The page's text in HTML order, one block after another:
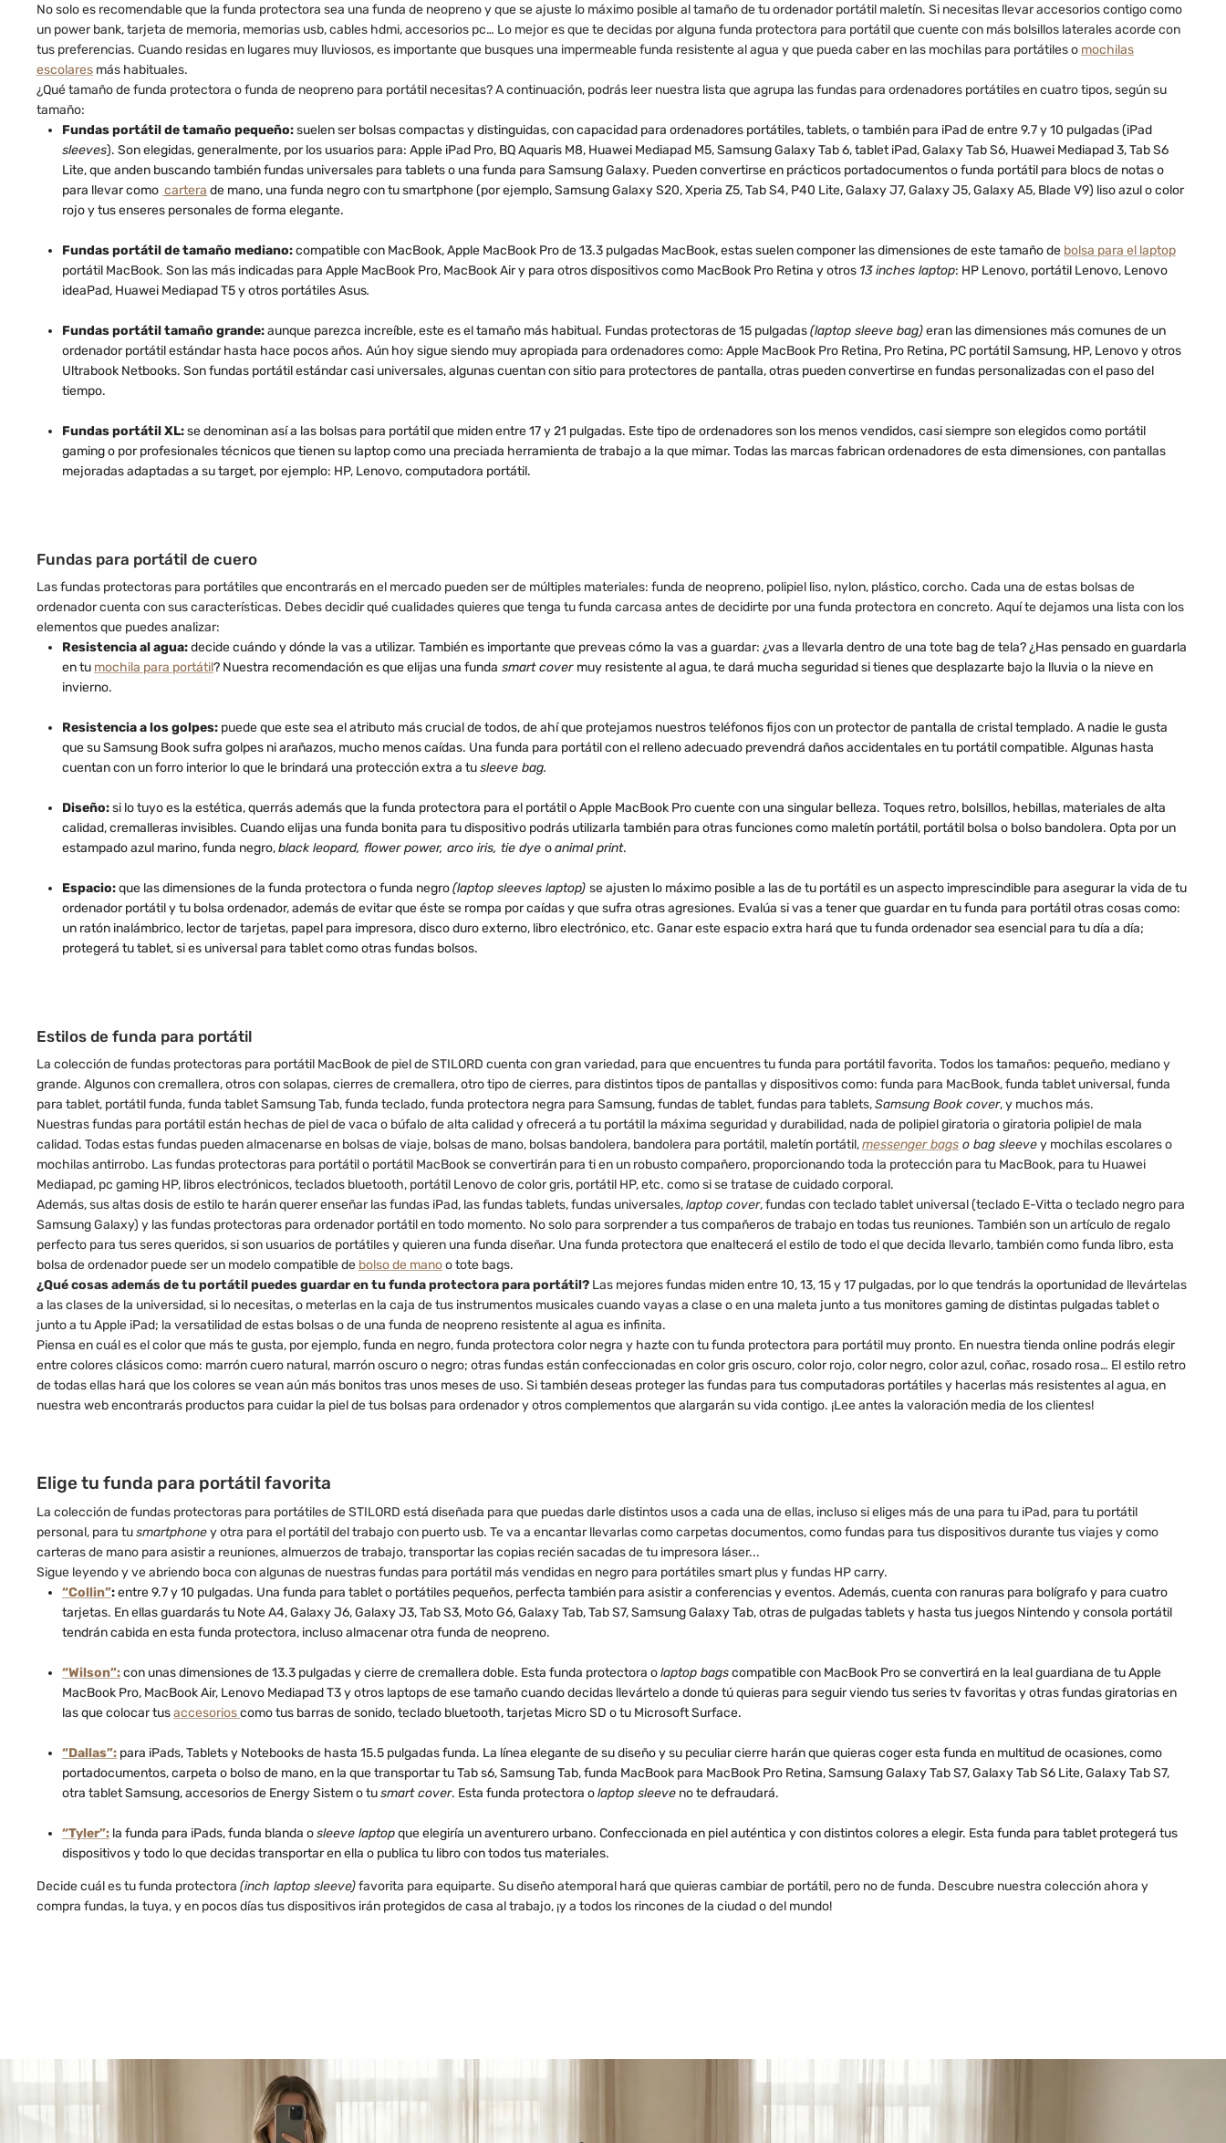
No solo es recomendable que la funda protectora sea una funda de neopreno y que se ajuste lo máximo posible al tamaño de tu ordenador portátil maletín. Si necesitas llevar accesorios contigo como
un power bank, tarjeta de memoria, memorias usb, cables hdmi, accesorios pc… Lo mejor es que te decidas por alguna funda protectora para portátil que cuente con más bolsillos laterales acorde con
tus preferencias. Cuando residas en lugares muy lluviosos, es importante que busques una impermeable funda resistente al agua y que pueda caber en las mochilas para portátiles o mochilas
escolares más habituales.
¿Qué tamaño de funda protectora o funda de neopreno para portátil necesitas? A continuación, podrás leer nuestra lista que agrupa las fundas para ordenadores portátiles en cuatro tipos, según su
tamaño:
Fundas portátil de tamaño pequeño:suelen ser bolsas compactas y distinguidas, con capacidad para ordenadores portátiles, tablets, o también para iPad de entre 9.7 y 10 pulgadas (iPad
sleeves). Son elegidas, generalmente, por los usuarios para: Apple iPad Pro, BQ Aquaris M8, Huawei Mediapad M5, Samsung Galaxy Tab 6, tablet iPad, Galaxy Tab S6, Huawei Mediapad 3, Tab S6
Lite, que anden buscando también fundas universales para tablets o una funda para Samsung Galaxy. Pueden convertirse en prácticos portadocumentos o funda portátil para blocs de notas o
para llevar como cartera de mano, una funda negro con tu smartphone (por ejemplo, Samsung Galaxy S20, Xperia Z5, Tab S4, P40 Lite, Galaxy J7, Galaxy J5, Galaxy A5, Blade V9) liso azul o color
rojo y tus enseres personales de forma elegante.
Fundas portátil de tamaño mediano:compatible con MacBook, Apple MacBook Pro de 13.3 pulgadas MacBook, estas suelen componer las dimensiones de este tamaño de bolsa para el laptop
portátil MacBook. Son las más indicadas para Apple MacBook Pro, MacBook Air y para otros dispositivos como MacBook Pro Retina y otros 13 inches laptop: HP Lenovo, portátil Lenovo, Lenovo
ideaPad, Huawei Mediapad T5 y otros portátiles Asus.
Fundas portátil tamaño grande:aunque parezca increíble, este es el tamaño más habitual. Fundas protectoras de 15 pulgadas(laptop sleeve bag)eran las dimensiones más comunes de un
ordenador portátil estándar hasta hace pocos años. Aún hoy sigue siendo muy apropiada para ordenadores como: Apple MacBook Pro Retina, Pro Retina, PC portátil Samsung, HP, Lenovo y otros
Ultrabook Netbooks. Son fundas portátil estándar casi universales, algunas cuentan con sitio para protectores de pantalla, otras pueden convertirse en fundas personalizadas con el paso del
tiempo.
Fundas portátil XL:se denominan así a las bolsas para portátil que miden entre 17 y 21 pulgadas. Este tipo de ordenadores son los menos vendidos, casi siempre son elegidos como portátil
gaming o por profesionales técnicos que tienen su laptop como una preciada herramienta de trabajo a la que mimar. Todas las marcas fabrican ordenadores de esta dimensiones, con pantallas
mejoradas adaptadas a su target, por ejemplo: HP, Lenovo, computadora portátil.
Fundas para portátil de cuero
Las fundas protectoras para portátiles que encontrarás en el mercado pueden ser de múltiples materiales: funda de neopreno, polipiel liso, nylon, plástico, corcho. Cada una de estas bolsas de
ordenador cuenta con sus características. Debes decidir qué cualidades quieres que tenga tu funda carcasa antes de decidirte por una funda protectora en concreto. Aquí te dejamos una lista con los
elementos que puedes analizar:
Resistencia al agua:decide cuándo y dónde la vas a utilizar. También es importante que preveas cómo la vas a guardar: ¿vas a llevarla dentro de una tote bag de tela? ¿Has pensado en guardarla
en tu mochila para portátil? Nuestra recomendación es que elijas una funda smart cover muy resistente al agua, te dará mucha seguridad si tienes que desplazarte bajo la lluvia o la nieve en
invierno.
Resistencia a los golpes: puede que este sea el atributo más crucial de todos, de ahí que protejamos nuestros teléfonos fijos con un protector de pantalla de cristal templado. A nadie le gusta
que su Samsung Book sufra golpes ni arañazos, mucho menos caídas. Una funda para portátil con el relleno adecuado prevendrá daños accidentales en tu portátil compatible. Algunas hasta
cuentan con un forro interior lo que le brindará una protección extra a tusleeve bag.
Diseño:si lo tuyo es la estética, querrás además que la funda protectora para el portátil o Apple MacBook Pro cuente con una singular belleza. Toques retro, bolsillos, hebillas, materiales de alta
calidad, cremalleras invisibles. Cuando elijas una funda bonita para tu dispositivo podrás utilizarla también para otras funciones como maletín portátil, portátil bolsa o bolso bandolera. Opta por un
estampado azul marino, funda negro,black leopard, flower power, arco iris, tie dye oanimal print.
Espacio:que las dimensiones de la funda protectora o funda negro(laptop sleeves laptop) se ajusten lo máximo posible a las de tu portátil es un aspecto imprescindible para asegurar la vida de tu
ordenador portátil y tu bolsa ordenador, además de evitar que éste se rompa por caídas y que sufra otras agresiones. Evalúa si vas a tener que guardar en tu funda para portátil otras cosas como:
un ratón inalámbrico, lector de tarjetas, papel para impresora, disco duro externo, libro electrónico, etc. Ganar este espacio extra hará que tu funda ordenador sea esencial para tu día a día;
protegerá tu tablet, si es universal para tablet como otras fundas bolsos.
Estilos de funda para portátil
La colección de fundas protectoras para portátil MacBook de piel de STILORD cuenta con gran variedad, para que encuentres tu funda para portátil favorita. Todos los tamaños: pequeño, mediano y
grande. Algunos con cremallera, otros con solapas, cierres de cremallera, otro tipo de cierres, para distintos tipos de pantallas y dispositivos como: funda para MacBook, funda tablet universal, funda
para tablet, portátil funda, funda tablet Samsung Tab, funda teclado, funda protectora negra para Samsung, fundas de tablet, fundas para tablets,Samsung Book cover, y muchos más.
Nuestras fundas para portátil están hechas de piel de vaca o búfalo de alta calidad y ofrecerá a tu portátil la máxima seguridad y durabilidad, nada de polipiel giratoria o giratoria polipiel de mala
calidad. Todas estas fundas pueden almacenarse en bolsas de viaje, bolsas de mano, bolsas bandolera, bandolera para portátil, maletín portátil,messenger bags o bag sleevey mochilas escolares o
mochilas antirrobo. Las fundas protectoras para portátil o portátil MacBook se convertirán para ti en un robusto compañero, proporcionando toda la protección para tu MacBook, para tu Huawei
Mediapad, pc gaming HP, libros electrónicos, teclados bluetooth, portátil Lenovo de color gris, portátil HP, etc. como si se tratase de cuidado corporal.
Además, sus altas dosis de estilo te harán querer enseñar las fundas iPad, las fundas tablets, fundas universales,laptop cover, fundas con teclado tablet universal (teclado E-Vitta o teclado negro para
Samsung Galaxy) y las fundas protectoras para ordenador portátil en todo momento. No solo para sorprender a tus compañeros de trabajo en todas tus reuniones. También son un artículo de regalo
perfecto para tus seres queridos, si son usuarios de portátiles y quieren una funda diseñar. Una funda protectora que enaltecerá el estilo de todo el que decida llevarlo, también como funda libro, esta
bolsa de ordenador puede ser un modelo compatible de bolso de manoo tote bags.
¿Qué cosas además de tu portátil puedes guardar en tu funda protectora para portátil? Las mejores fundas miden entre 10, 13, 15 y 17 pulgadas, por lo que tendrás la oportunidad de llevártelas
a las clases de la universidad, si lo necesitas, o meterlas en la caja de tus instrumentos musicales cuando vayas a clase o en una maleta junto a tus monitores gaming de distintas pulgadas tablet o
junto a tu Apple iPad; la versatilidad de estas bolsas o de una funda de neopreno resistente al agua es infinita.
Piensa en cuál es el color que más te gusta, por ejemplo, funda en negro, funda protectora color negra y hazte con tu funda protectora para portátil muy pronto. En nuestra tienda online podrás elegir
entre colores clásicos como: marrón cuero natural, marrón oscuro o negro; otras fundas están confeccionadas en color gris oscuro, color rojo, color negro, color azul, coñac, rosado rosa… El estilo retro
de todas ellas hará que los colores se vean aún más bonitos tras unos meses de uso. Si también deseas proteger las fundas para tus computadoras portátiles y hacerlas más resistentes al agua, en
nuestra web encontrarás productos para cuidar la piel de tus bolsas para ordenador y otros complementos que alargarán su vida contigo. ¡Lee antes la valoración media de los clientes!
Elige tu funda para portátil favorita
La colección de fundas protectoras para portátiles de STILORD está diseñada para que puedas darle distintos usos a cada una de ellas, incluso si eliges más de una para tu iPad, para tu portátil
personal, para tusmartphoney otra para el portátil del trabajo con puerto usb. Te va a encantar llevarlas como carpetas documentos, como fundas para tus dispositivos durante tus viajes y como
carteras de mano para asistir a reuniones, almuerzos de trabajo, transportar las copias recién sacadas de tu impresora láser...
Sigue leyendo y ve abriendo boca con algunas de nuestras fundas para portátil más vendidas en negro para portátiles smart plus y fundas HP carry.
“Collin”:entre 9.7 y 10 pulgadas. Una funda para tablet o portátiles pequeños, perfecta también para asistir a conferencias y eventos. Además, cuenta con ranuras para bolígrafo y para cuatro
tarjetas. En ellas guardarás tu Note A4, Galaxy J6, Galaxy J3, Tab S3, Moto G6, Galaxy Tab, Tab S7, Samsung Galaxy Tab, otras de pulgadas tablets y hasta tus juegos Nintendo y consola portátil
tendrán cabida en esta funda protectora, incluso almacenar otra funda de neopreno.
“Wilson”:con unas dimensiones de 13.3 pulgadas y cierre de cremallera doble. Esta funda protectora olaptop bagscompatible con MacBook Pro se convertirá en la leal guardiana de tu Apple
MacBook Pro, MacBook Air, Lenovo Mediapad T3 y otros laptops de ese tamaño cuando decidas llevártelo a donde tú quieras para seguir viendo tus series tv favoritas y otras fundas giratorias en
las que colocar tusaccesorioscomo tus barras de sonido, teclado bluetooth, tarjetas Micro SD o tu Microsoft Surface.
“Dallas”: para iPads, Tablets y Notebooks de hasta 15.5 pulgadas funda. La línea elegante de su diseño y su peculiar cierre harán que quieras coger esta funda en multitud de ocasiones, como
portadocumentos, carpeta o bolso de mano, en la que transportar tu Tab s6, Samsung Tab, funda MacBook para MacBook Pro Retina, Samsung Galaxy Tab S7, Galaxy Tab S6 Lite, Galaxy Tab S7,
otra tablet Samsung, accesorios de Energy Sistem o tusmart cover. Esta funda protectora olaptop sleeve no te defraudará.
“Tyler”: la funda para iPads, funda blanda osleeve laptopque elegiría un aventurero urbano. Confeccionada en piel auténtica y con distintos colores a elegir. Esta funda para tablet protegerá tus
dispositivos y todo lo que decidas transportar en ella o publica tu libro con todos tus materiales.
Decide cuál es tu funda protectora (inch laptop sleeve)favorita para equiparte. Su diseño atemporal hará que quieras cambiar de portátil, pero no de funda. Descubre nuestra colección ahora y
compra fundas, la tuya, y en pocos días tus dispositivos irán protegidos de casa al trabajo, ¡y a todos los rincones de la ciudad o del mundo!